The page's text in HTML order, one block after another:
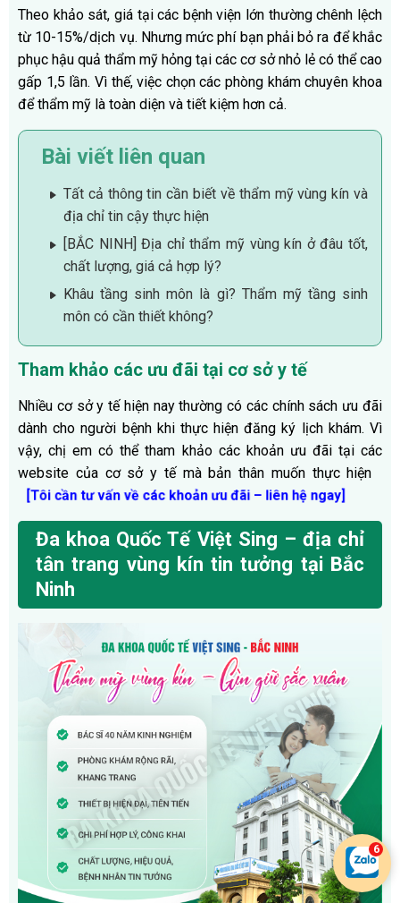
Theo khảo sát, giá tại các bệnh viện lớn thường chênh lệch
từ 10-15%/dịch vụ. Nhưng mức phí bạn phải bỏ ra để khắc
phục hậu quả thẩm mỹ hỏng tại các cơ sở nhỏ lẻ có thể cao
gấp 1,5 lần. Vì thế, việc chọn các phòng khám chuyên khoa
để thẩm mỹ là toàn diện và tiết kiệm hơn cả.
Bài viết liên quan
Tất cả thông tin cần biết về thẩm mỹ vùng kín và
địa chỉ tin cậy thực hiện
[BẮC NINH] Địa chỉ thẩm mỹ vùng kín ở đâu tốt,
chất lượng, giá cả hợp lý?
Khâu tầng sinh môn là gì? Thẩm mỹ tầng sinh
môn có cần thiết không?
Tham khảo các ưu đãi tại cơ sở y tế
Nhiều cơ sở y tế hiện nay thường có các chính sách ưu đãi
dành cho người bệnh khi thực hiện đăng ký lịch khám. Vì
vậy, chị em có thể tham khảo các khoản ưu đãi tại các
website của cơ sở y tế mà bản thân muốn thực hiện
[Tôi cần tư vấn về các khoản ưu đãi – liên hệ ngay]
Đa khoa Quốc Tế Việt Sing – địa chỉ
tân trang vùng kín tin tưởng tại Bắc
Ninh